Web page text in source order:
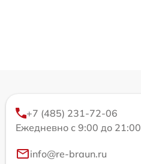
+7 (485) 231-72-06
Ежедневно с 9:00 до 21:00
info@re-braun.ru